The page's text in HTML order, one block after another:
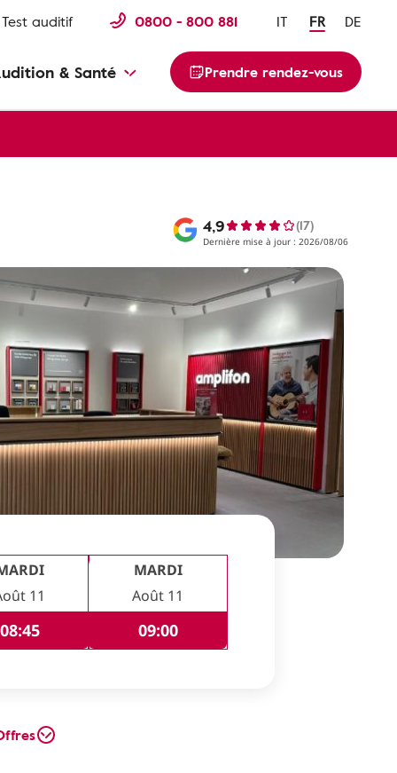
Test auditif 0800 - 800 881 IT FR DE
& Santé Prendre rendez-vous
4,9 (17)
Dernière mise à jour : 2026/08/06
11
08:45
MARDI
Août 11
09:00